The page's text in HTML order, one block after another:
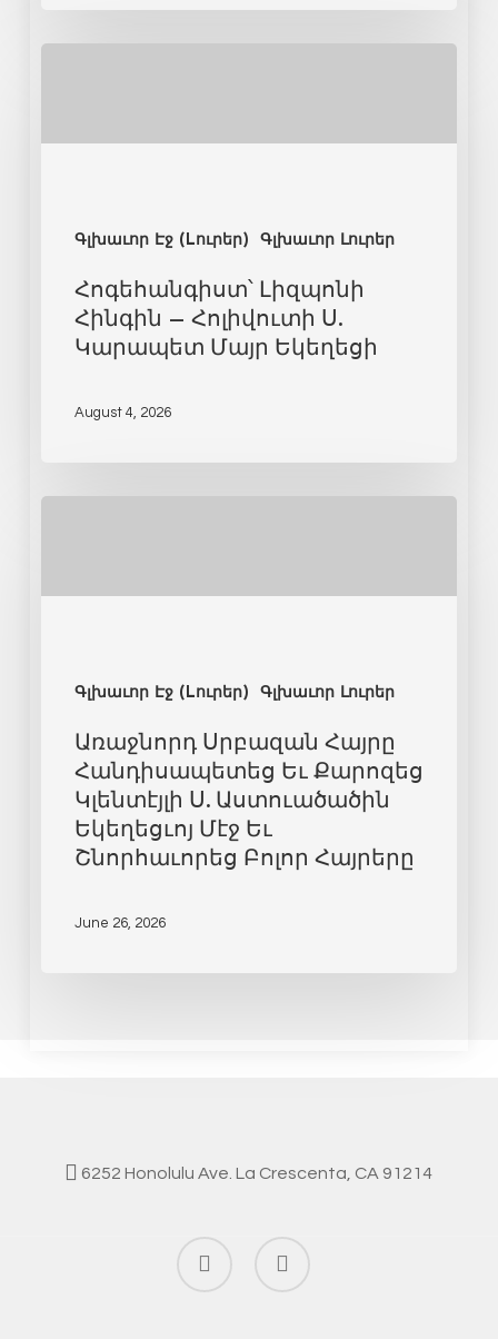
Գլխաւոր Էջ (Lուրեր) Գլխաւոր Լուրեր
Հոգեհանգիստ՝ Լիզպոնի
Հինգին – Հոլիվուտի Ս.
Կարապետ Մայր Եկեղեցի
August 4, 2026
Գլխաւոր Էջ (Lուրեր) Գլխաւոր Լուրեր
Առաջնորդ Սրբազան Հայրը
Հանդիսապետեց Եւ Քարոզեց
Կլենտէյլի Ս. Աստուածածին
Եկեղեցւոյ Մէջ Եւ
Շնորհաւորեց Բոլոր Հայրերը
June 26, 2026
6252 Honolulu Ave. La Crescenta, CA 91214
facebook instagram